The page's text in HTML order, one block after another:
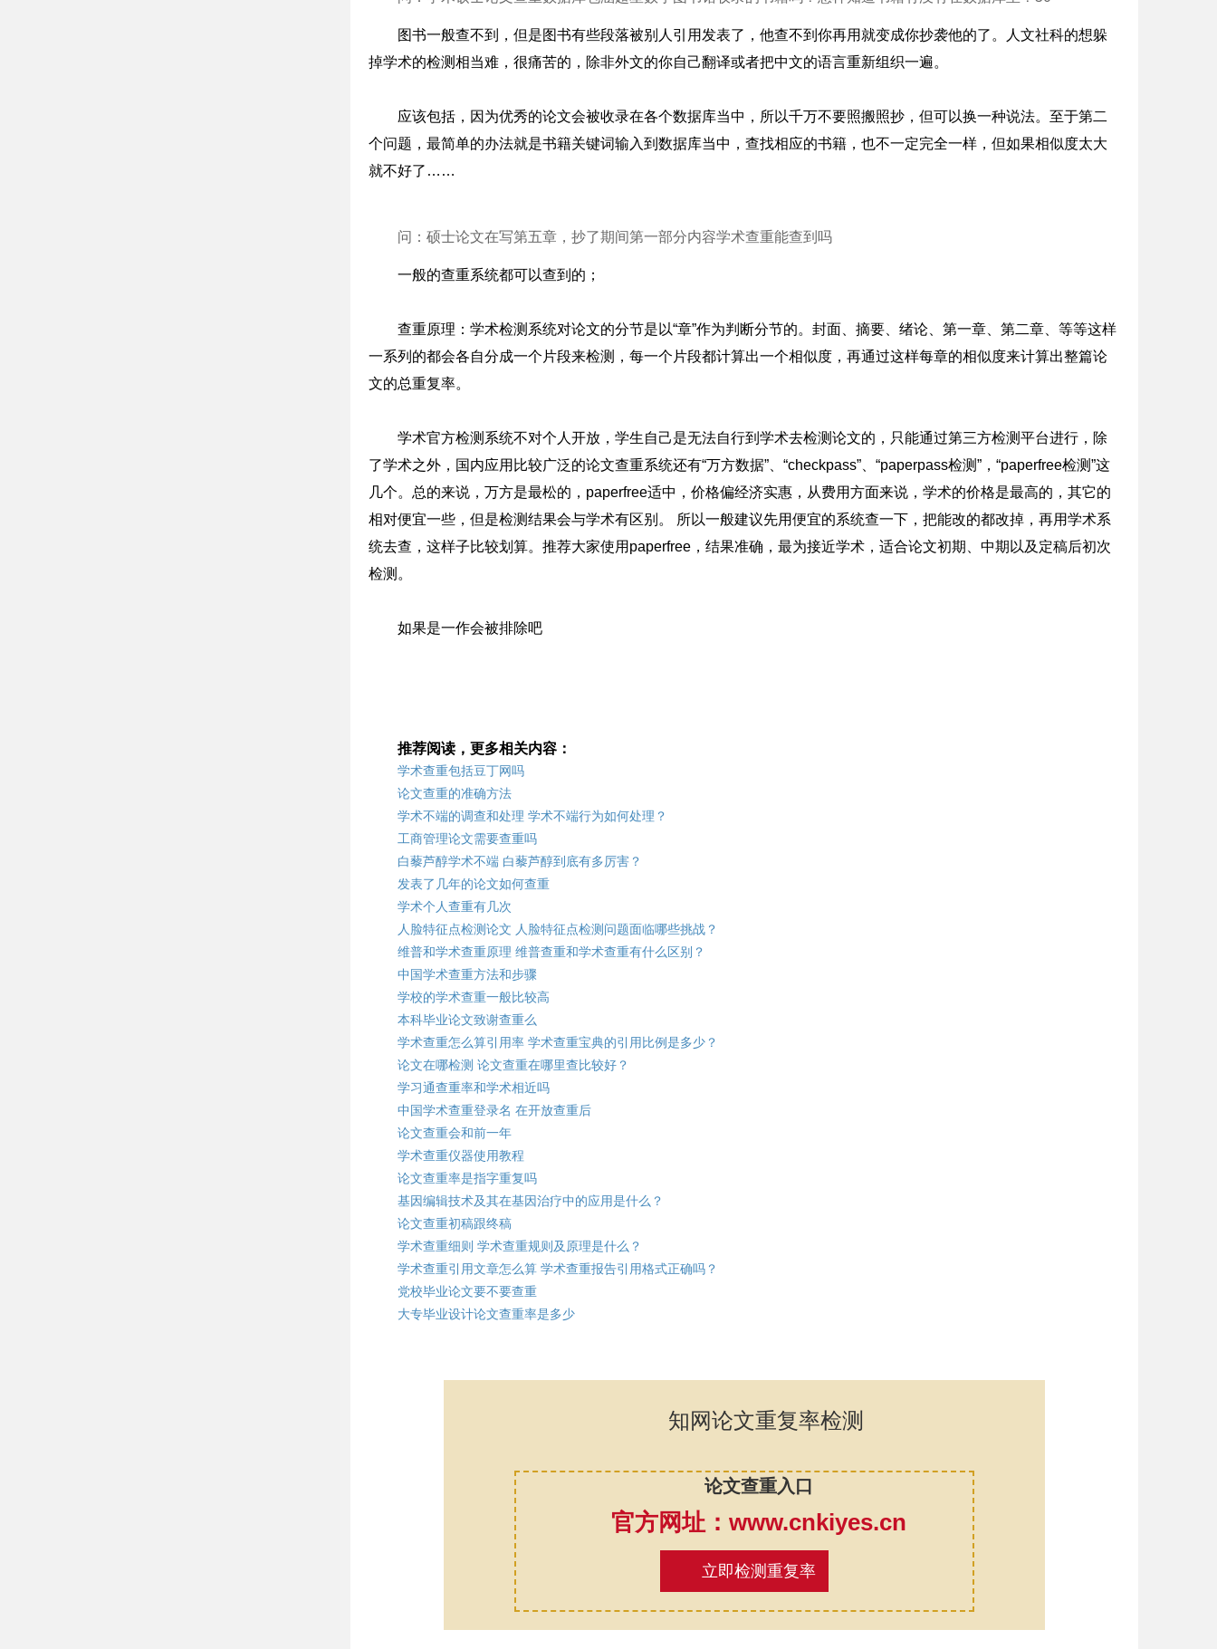
图书一般查不到，但是图书有些段落被别人引用发表了，他查不到你再用就变成你抄袭他的了。人文社科的想躲
掉学术的检测相当难，很痛苦的，除非外文的你自己翻译或者把中文的语言重新组织一遍。
应该包括，因为优秀的论文会被收录在各个数据库当中，所以千万不要照搬照抄，但可以换一种说法。至于第二
个问题，最简单的办法就是书籍关键词输入到数据库当中，查找相应的书籍，也不一定完全一样，但如果相似度太大
就不好了……
问：硕士论文在写第五章，抄了期间第一部分内容学术查重能查到吗
一般的查重系统都可以查到的；
查重原理：学术检测系统对论文的分节是以“章”作为判断分节的。封面、摘要、绪论、第一章、第二章、等等这样
一系列的都会各自分成一个片段来检测，每一个片段都计算出一个相似度，再通过这样每章的相似度来计算出整篇论
文的总重复率。
学术官方检测系统不对个人开放，学生自己是无法自行到学术去检测论文的，只能通过第三方检测平台进行，除
了学术之外，国内应用比较广泛的论文查重系统还有“万方数据”、“checkpass”、“paperpass检测”，“paperfree检测”这
几个。总的来说，万方是最松的，paperfree适中，价格偏经济实惠，从费用方面来说，学术的价格是最高的，其它的
相对便宜一些，但是检测结果会与学术有区别。 所以一般建议先用便宜的系统查一下，把能改的都改掉，再用学术系
统去查，这样子比较划算。推荐大家使用paperfree，结果准确，最为接近学术，适合论文初期、中期以及定稿后初次
检测。
如果是一作会被排除吧
推荐阅读，更多相关内容：
学术查重包括豆丁网吗
论文查重的准确方法
学术不端的调查和处理 学术不端行为如何处理？
工商管理论文需要查重吗
白藜芦醇学术不端 白藜芦醇到底有多厉害？
发表了几年的论文如何查重
学术个人查重有几次
人脸特征点检测论文 人脸特征点检测问题面临哪些挑战？
维普和学术查重原理 维普查重和学术查重有什么区别？
中国学术查重方法和步骤
学校的学术查重一般比较高
本科毕业论文致谢查重么
学术查重怎么算引用率 学术查重宝典的引用比例是多少？
论文在哪检测 论文查重在哪里查比较好？
学习通查重率和学术相近吗
中国学术查重登录名 在开放查重后
论文查重会和前一年
学术查重仪器使用教程
论文查重率是指字重复吗
基因编辑技术及其在基因治疗中的应用是什么？
论文查重初稿跟终稿
学术查重细则 学术查重规则及原理是什么？
学术查重引用文章怎么算 学术查重报告引用格式正确吗？
党校毕业论文要不要查重
大专毕业设计论文查重率是多少
知网论文重复率检测
论文查重入口
官方网址：www.cnkiyes.cn
立即检测重复率